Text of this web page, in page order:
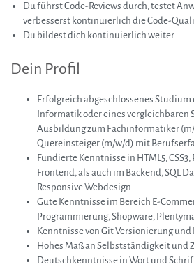
Du führst Code-Reviews durch, testet
verbesserst kontinuierlich die Code-
Du bildest dich kontinuierlich weiter
Dein Profil
Erfolgreich abgeschlossenes
Informatik oder eines
Ausbildung zum Fachinformatiker
Quereinsteiger (m/w/d) mit
Fundierte Kenntnisse in HTML5, CSS3,
Frontend, als auch im Backend, SQL
Responsive Webdesign
Gute Kenntnisse im Bereich E-
Programmierung, Shopware,
Kenntnisse von Git Versionierung und
Hohes Maß an Selbstständigkeit und
Deutschkenntnisse in Wort und